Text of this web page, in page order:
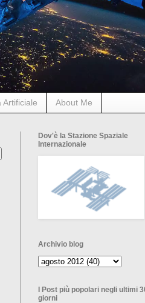
Artificiale About Me
Dov'è la Stazione Spaziale
Internazionale
Archivio blog
I Post più popolari negli ultimi
giorni